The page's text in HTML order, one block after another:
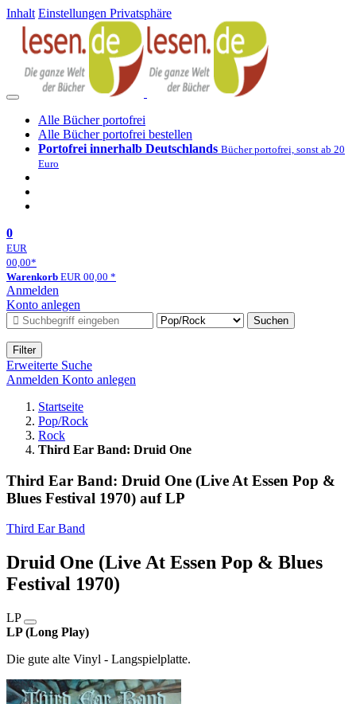
Inhalt Einstellungen Privatsphäre
Alle Bücher portofrei
Alle Bücher portofrei bestellen
Portofrei innerhalb Deutschlands Bücher portofrei, sonst ab 20
Euro
0
EUR
00,00*
Warenkorb EUR 00,00 *
Anmelden
Konto anlegen
Suchen
Filter
Erweiterte Suche
Anmelden Konto anlegen
Startseite
Pop/Rock
Rock
Third Ear Band: Druid One
Third Ear Band: Druid One (Live At Essen Pop &
Blues Festival 1970) auf LP
Third Ear Band
Druid One (Live At Essen Pop & Blues
Festival 1970)
LP
LP (Long Play)
Die gute alte Vinyl - Langspielplatte.